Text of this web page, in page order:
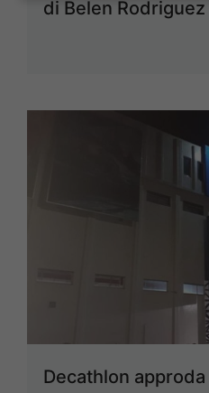
di Belen Rodriguez
Decathlon